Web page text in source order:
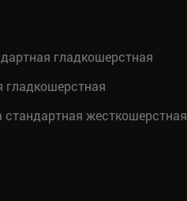
гладкошерстная
стандартная жесткошерстная